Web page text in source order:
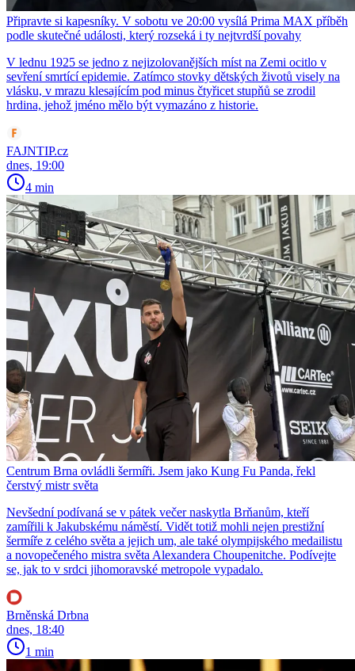
Připravte si kapesníky. V sobotu ve 20:00 vysílá Prima MAX příběh
podle skutečné události, který rozseká i ty nejtvrdší povahy
V lednu 1925 se jedno z nejizolovanějších míst na Zemi ocitlo v
sevření smrtící epidemie. Zatímco stovky dětských životů visely na
vlásku, v mrazu klesajícím pod minus čtyřicet stupňů se zrodil
hrdina, jehož jméno mělo být vymazáno z historie.
FAJNTIP.cz
dnes, 19:00
4 min
Centrum Brna ovládli šermíři. Jsem jako Kung Fu Panda, řekl
čerstvý mistr světa
Nevšední podívaná se v pátek večer naskytla Brňanům, kteří
zamířili k Jakubskému náměstí. Vidět totiž mohli nejen prestižní
šermíře z celého světa a jejich um, ale také olympijského medailistu
a novopečeného mistra světa Alexandera Choupenitche. Podívejte
se, jak to v srdci jihomoravské metropole vypadalo.
Brněnská Drbna
dnes, 18:40
1 min